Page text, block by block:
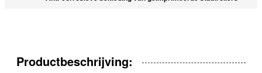
Productbeschrijving: